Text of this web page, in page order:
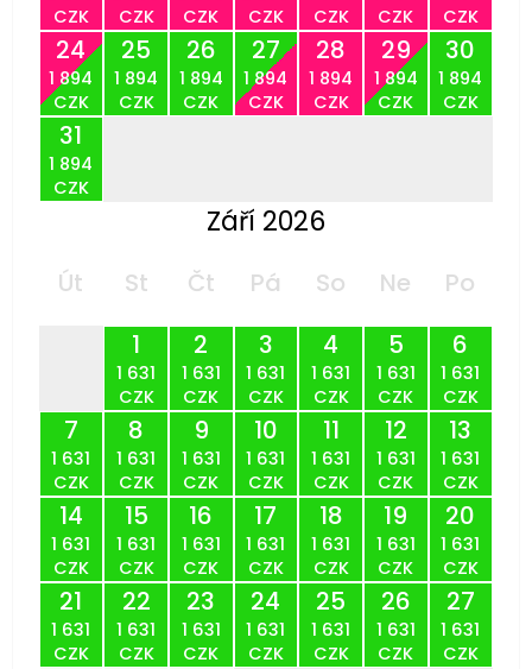
CZK
CZK
CZK
CZK
CZK
CZK
CZK
24
1 894
CZK
25
1 894
CZK
26
1 894
CZK
27
1 894
CZK
28
1 894
CZK
29
1 894
CZK
30
1 894
CZK
31
1 894
CZK
Září 2026
Út St Čt Pá So Ne
Po
1
1 631
CZK
2
1 631
CZK
3
1 631
CZK
4
1 631
CZK
5
1 631
CZK
6
1 631
CZK
7
1 631
CZK
8
1 631
CZK
9
1 631
CZK
10
1 631
CZK
11
1 631
CZK
12
1 631
CZK
13
1 631
CZK
14
1 631
CZK
15
1 631
CZK
16
1 631
CZK
17
1 631
CZK
18
1 631
CZK
19
1 631
CZK
20
1 631
CZK
21
1 631
CZK
22
1 631
CZK
23
1 631
CZK
24
1 631
CZK
25
1 631
CZK
26
1 631
CZK
27
1 631
CZK